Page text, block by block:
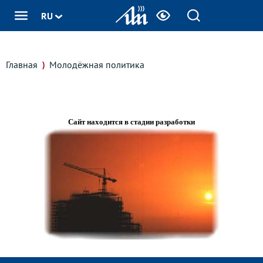
RU
Главная Молодёжная политика
Сайт находится в стадии разработки